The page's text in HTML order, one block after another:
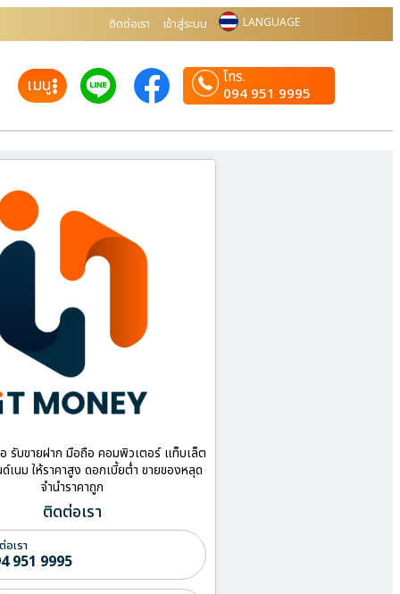
ติดต่อเรา เข้าสู่ระบบ LANGUAGE
เมนู
โทร.
094 951 9995
รับขายฝาก มือถือ คอมพิวเตอร์ แท็บเล็ต
เนม ให้ราคาสูง ดอกเบี้ยต่ำ ขายของหลุด
จำนำราคาถูก
ติดต่อเรา
อเรา
951 9995